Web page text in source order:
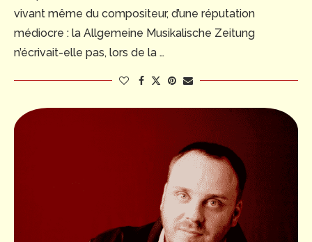
vivant même du compositeur, d’une réputation
médiocre : la Allgemeine Musikalische Zeitung
n’écrivait-elle pas, lors de la …